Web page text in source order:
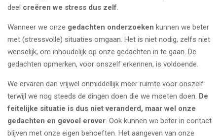
deel creëren we stress dus zelf.
Wanneer we onze gedachten onderzoeken kunnen we beter
met (stressvolle) situaties omgaan. Het is niet nodig, zelfs niet
wenselijk, om inhoudelijk op onze gedachten in te gaan. De
gedachten opmerken, voor onszelf erkennen, is voldoende.
We ervaren dan vrijwel onmiddellijk meer ruimte voor onszelf
terwijl we nog steeds de dingen doen die we moeten doen. De
feitelijke situatie is dus niet veranderd, maar wel onze
gedachten en gevoel erover. Ook kunnen we beter in contact
blijven met onze eigen behoeften. Het aangeven van onze